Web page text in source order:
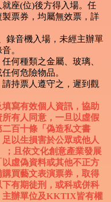
座(位)後方得入場。任
票券，均屬無效票，詳
錄音機入場，未經主辦單
。
何種類之金屬、玻璃、
何危險物品。
持票人遵守之，遲到觀
寫有效個人資訊，協助
有人同意，一旦以虛假
百十條「偽造私文書
以生損害於公眾或他人
；且依文化創意產業發展
虛偽資料或其他不正方
買藝文表演票券，取得
有期徒刑，或科或併科
主辦單位及KKTIX皆有權